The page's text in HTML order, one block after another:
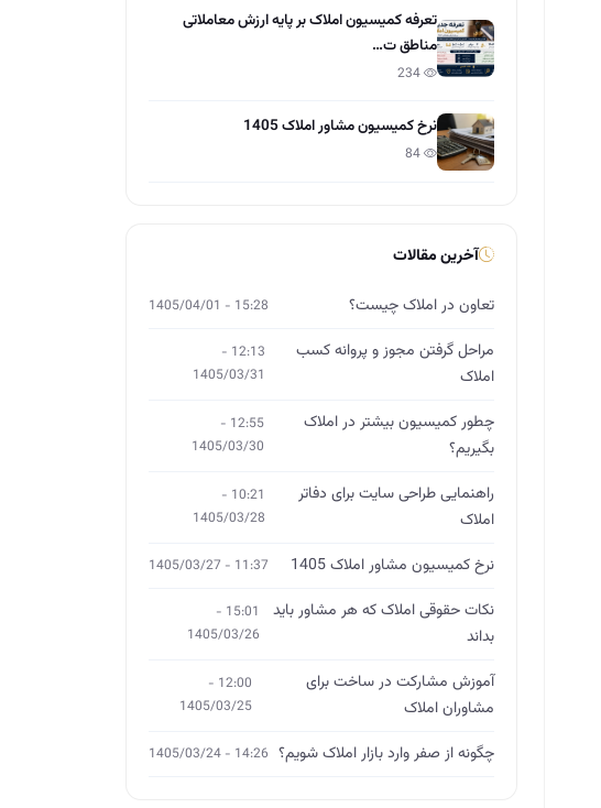
تعرفه کمیسیون املاک بر پایه ارزش معاملاتی
مناطق ت…
نرخ کمیسیون مشاور املاک 1405
آخرین مقالات
تعاون در املاک چیست؟ 15:28 - 1405/04/01
مراحل گرفتن مجوز و پروانه کسب
املاک
12:13 -
1405/03/31
چطور کمیسیون بیشتر در املاک
بگیریم؟
12:55 -
1405/03/30
راهنمایی طراحی سایت برای دفاتر
املاک
10:21 -
1405/03/28
نرخ کمیسیون مشاور املاک 1405 11:37 - 1405/03/27
نکات حقوقی املاک که هر مشاور باید
بداند
15:01 -
1405/03/26
آموزش مشارکت در ساخت برای
مشاوران املاک
12:00 -
1405/03/25
چگونه از صفر وارد بازار املاک شویم؟ 14:26 - 1405/03/24